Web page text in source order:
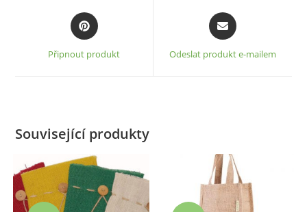
Opens
in
new
Připnout produkt
Opens
in
Odeslat produkt e-mailem
Související produkty